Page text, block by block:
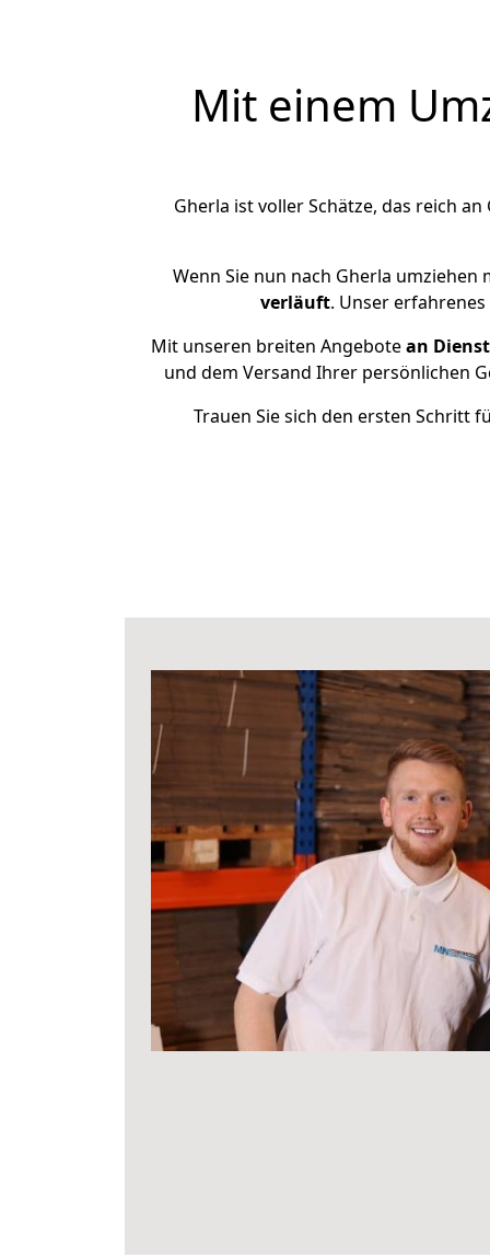
Mit einem
Gherla ist voller Schätze, das reich
Wenn Sie nun nach Gherla
verläuft. Unser
Mit unseren breiten Angebotean
und dem Versand Ihrer persönlichen
Trauen Sie sich den ersten Schritt